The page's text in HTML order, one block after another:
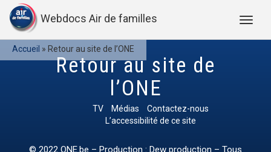
Webdocs Air de familles
Accueil » Retour au site de l’ONE
Retour au site de
l’ONE
TV Médias
Contactez-nous
L’accessibilité de ce site
© 2022 ONE.be – Production : Dew production – Tous